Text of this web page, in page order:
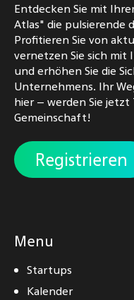
Entdecken Sie mit
Atlas" die pulsierende
Profitieren Sie von
vernetzen Sie sich mit
und erhöhen Sie die
Unternehmens. Ihr
hier – werden Sie jetzt
Gemeinschaft!
Registrieren
Menu
Startups
Kalender